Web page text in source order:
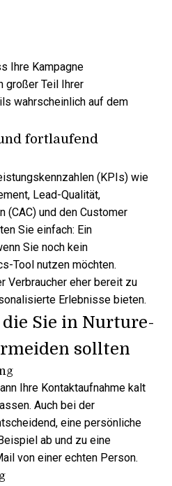
Ihre Kampagne
großer Teil Ihrer
wahrscheinlich auf dem
fortlaufend
(KPIs) wie
Lead-Qualität,
(CAC) und den Customer
Sie einfach: Ein
Sie noch kein
Tool nutzen möchten.
Verbraucher eher bereit zu
Erlebnisse bieten.
Sie in Nurture-
sollten
Ihre Kontaktaufnahme kalt
Auch bei der
eine persönliche
ab und zu eine
von einer echten Person.